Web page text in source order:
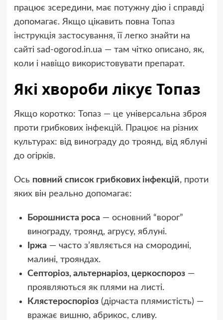
працює зсередини, має потужну дію і справді
допомагає. Якщо цікавить повна Топаз
інструкція застосування, її легко знайти на
сайті sad-ogorod.in.ua — там чітко описано, як,
коли і навіщо використовувати препарат.
Які хвороби лікує Топаз
Якщо коротко: Топаз — це універсальна зброя
проти грибкових інфекцій. Працює на різних
культурах: від винограду до троянд, від яблуні
до огірків.
Ось повний список грибкових інфекцій, проти
яких він реально допомагає:
Борошниста роса— основний “ворог”
винограду, троянд, агрусу, яблуні.
Іржа— часто з’являється на смородині,
малині, трояндах.
Септоріоз, альтернаріоз, церкоспороз—
проявляються як плями на листі.
Клястероспоріоз(дірчаста плямистість) —
вражає вишню, абрикос, сливу.